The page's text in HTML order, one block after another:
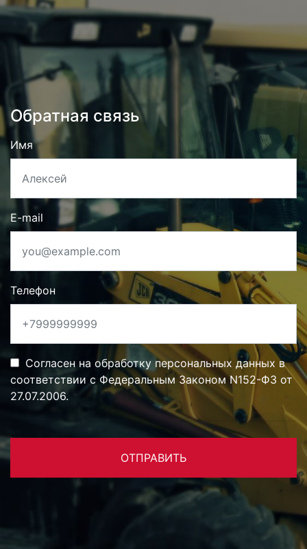
Обратная связь
Имя
E-mail
Телефон
Согласен на обработку персональных данных в
соответствии с Федеральным Законом N152-ФЗ от
27.07.2006.
ОТПРАВИТЬ